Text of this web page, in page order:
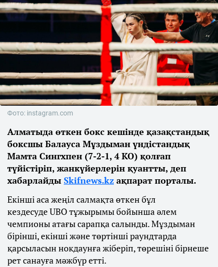
Фото: instagram.com
Алматыда өткен бокс кешінде қазақстандық
боксшы Балауса Мұздыман үндістандық
Мамта Сингхпен (7-2-1, 4 КО) қолғап
түйістіріп, жанкүйерлерін қуантты, деп
хабарлайды Skifnews.kz ақпарат порталы.
Екінші аса жеңіл салмақта өткен бұл
кездесуде UBO тұжырымы бойынша әлем
чемпионы атағы сарапқа салынды. Мұздыман
бірінші, екінші және төртінші раундтарда
қарсыласын нокдаунға жіберіп, төрешіні бірнеше
рет санауға мәжбүр етті.